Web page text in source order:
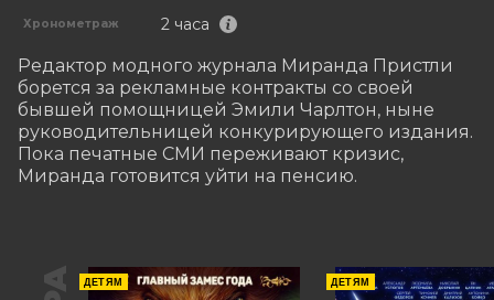
Хронометраж 2 часа
Редактор модного журнала Миранда Пристли
борется за рекламные контракты со своей
бывшей помощницей Эмили Чарлтон, ныне
руководительницей конкурирующего издания.
Пока печатные СМИ переживают кризис,
Миранда готовится уйти на пенсию.
ДЕТЯМ ДЕТЯМ